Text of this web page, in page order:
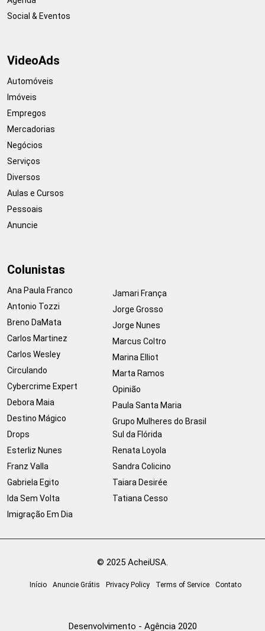
Social & Eventos
VideoAds
Automóveis
Imóveis
Empregos
Mercadorias
Negócios
Serviços
Diversos
Aulas e Cursos
Pessoais
Anuncie
Colunistas
Ana Paula Franco
Antonio Tozzi
Breno DaMata
Carlos Martinez
Carlos Wesley
Circulando
Cybercrime Expert
Debora Maia
Destino Mágico
Drops
Esterliz Nunes
Franz Valla
Gabriela Egito
Ida Sem Volta
Imigração Em Dia
Jamari França
Jorge Grosso
Jorge Nunes
Marcus Coltro
Marina Elliot
Marta Ramos
Opinião
Paula Santa Maria
Grupo Mulheres do Brasil
Sul da Flórida
Renata Loyola
Sandra Colicino
Taiara Desirée
Tatiana Cesso
© 2025 AcheiUSA.
Início Anuncie Grátis Privacy Policy Terms of Service Contato
Desenvolvimento - Agência 2020